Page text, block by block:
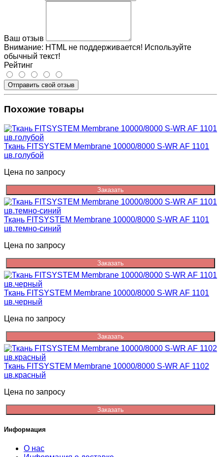
Ваш отзыв
Внимание: HTML не поддерживается! Используйте
обычный текст!
Рейтинг
Отправить свой отзыв
Похожие товары
Ткань FITSYSTEM Membrane 10000/8000 S-WR AF 1101
цв.голубой
Цена по запросу
Заказать
Ткань FITSYSTEM Membrane 10000/8000 S-WR AF 1101
цв.темно-синий
Цена по запросу
Заказать
Ткань FITSYSTEM Membrane 10000/8000 S-WR AF 1101
цв.черный
Цена по запросу
Заказать
Ткань FITSYSTEM Membrane 10000/8000 S-WR AF 1102
цв.красный
Цена по запросу
Заказать
Информация
О нас